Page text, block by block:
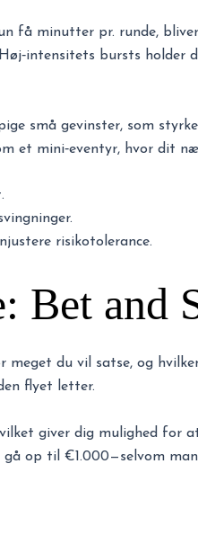
få minutter pr. runde,
bursts
små gevinster, som
et mini‑eventyr, hvor dit
risikotolerance.
Bet and
du vil satse, og
flyet letter.
giver dig mulighed
op til €1.000—selvom